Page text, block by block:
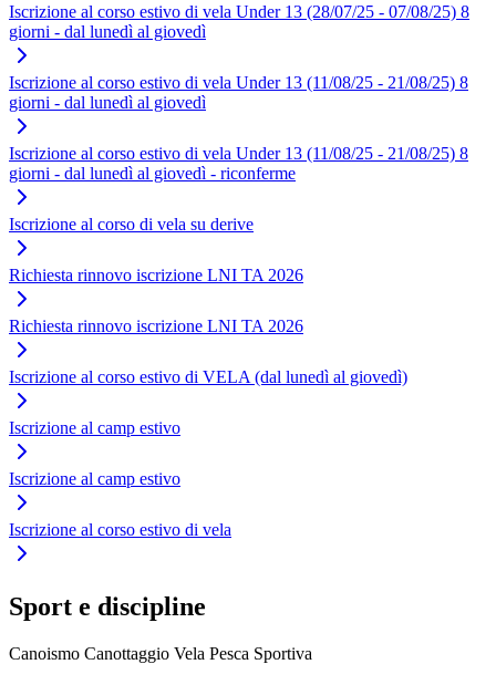
Iscrizione al corso estivo di vela Under 13 (28/07/25 - 07/08/25) 8
giorni - dal lunedì al giovedì
Iscrizione al corso estivo di vela Under 13 (11/08/25 - 21/08/25) 8
giorni - dal lunedì al giovedì
Iscrizione al corso estivo di vela Under 13 (11/08/25 - 21/08/25) 8
giorni - dal lunedì al giovedì - riconferme
Iscrizione al corso di vela su derive
Richiesta rinnovo iscrizione LNI TA 2026
Richiesta rinnovo iscrizione LNI TA 2026
Iscrizione al corso estivo di VELA (dal lunedì al giovedì)
Iscrizione al camp estivo
Iscrizione al camp estivo
Iscrizione al corso estivo di vela
Sport e discipline
Canoismo Canottaggio Vela Pesca Sportiva